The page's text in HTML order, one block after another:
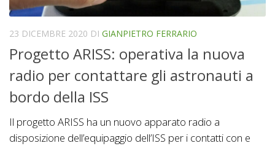
23 DICEMBRE 2020 DI GIANPIETRO FERRARIO
Progetto ARISS: operativa la nuova
radio per contattare gli astronauti a
bordo della ISS
Il progetto ARISS ha un nuovo apparato radio a
disposizione dell’equipaggio dell’ISS per i contatti con e